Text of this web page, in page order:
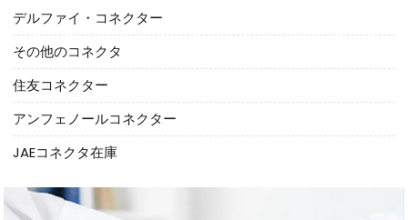
デルファイ・コネクター
その他のコネクタ
住友コネクター
アンフェノールコネクター
JAEコネクタ在庫